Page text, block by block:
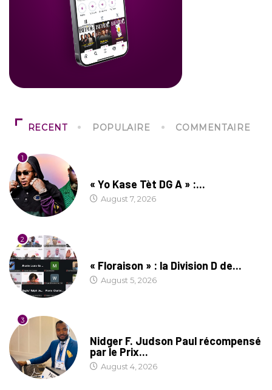
RECENT POPULAIRE COMMENTAIRE
1
« Yo Kase Tèt DG A » :...
August 7, 2026
2
« Floraison » : la Division D de...
August 5, 2026
3
Nidger F. Judson Paul récompensé
par le Prix...
August 4, 2026